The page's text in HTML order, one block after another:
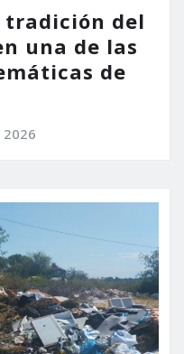
tradición del
una de las
de
2026